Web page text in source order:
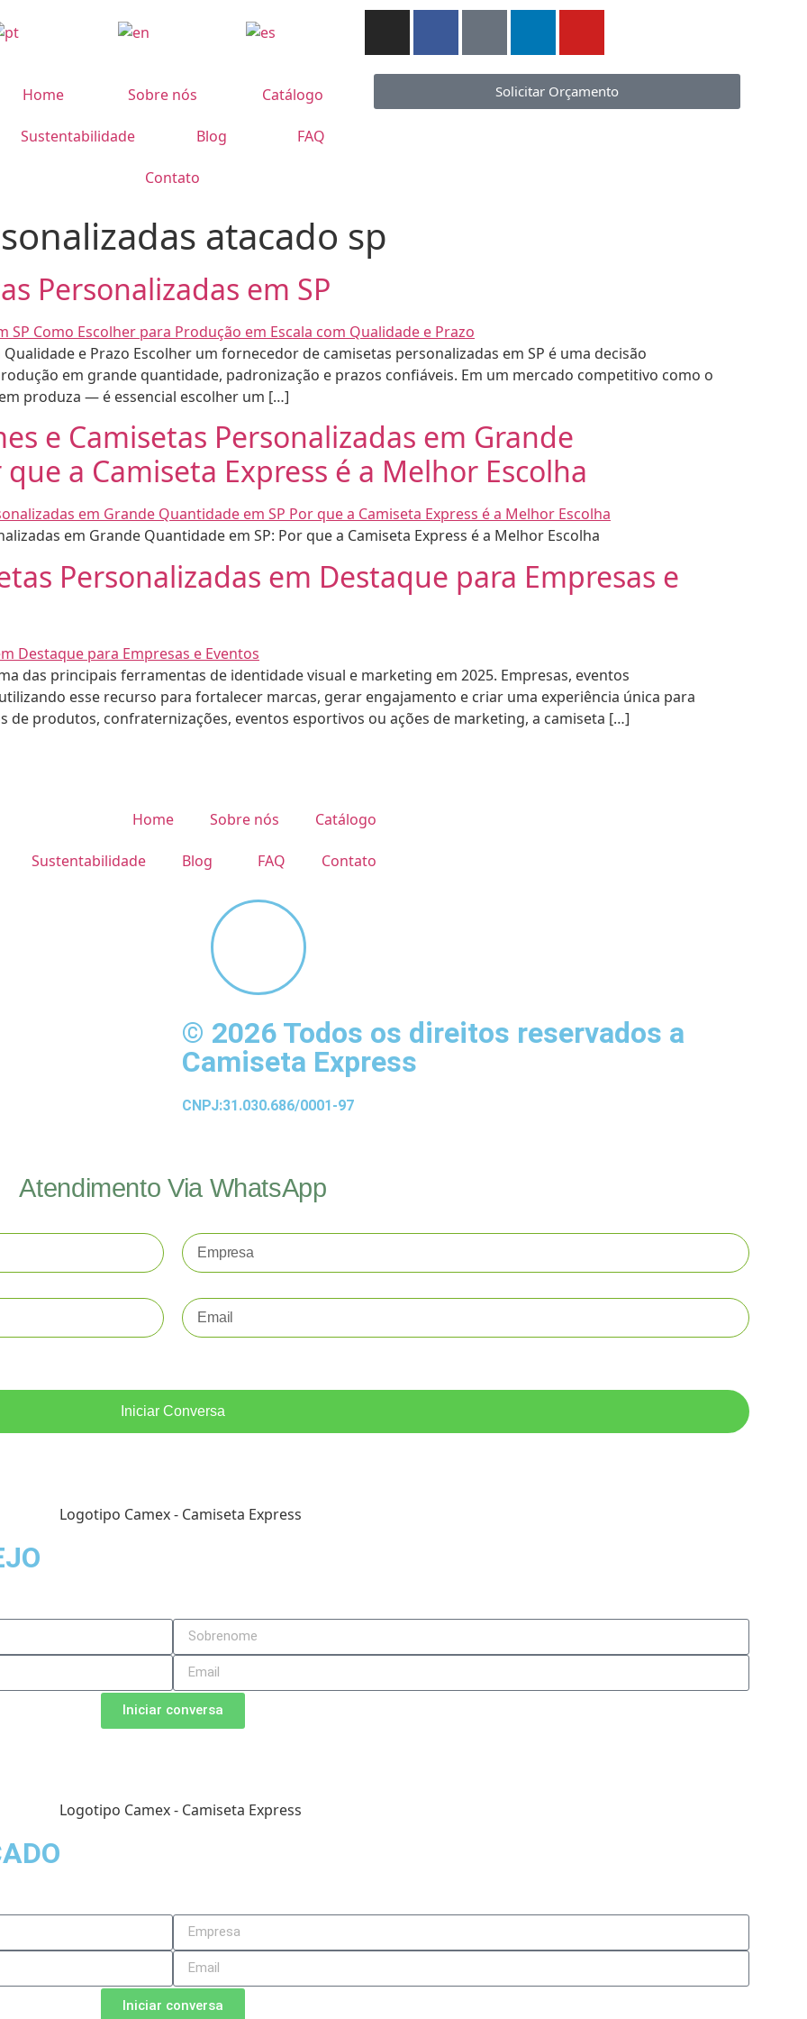
Home Sobre nós Catálogo
Sustentabilidade Blog FAQ
Contato
Solicitar Orçamento
atacado sp
Personalizadas em SP
e Prazo Escolher um fornecedor de camisetas personalizadas em SP é uma decisão
em grande quantidade, padronização e prazos confiáveis. Em um mercado competitivo como o
produza — é essencial escolher um […]
e Camisetas Personalizadas em Grande
a Camiseta Express é a Melhor Escolha
em Grande Quantidade em SP: Por que a Camiseta Express é a Melhor Escolha
Personalizadas em Destaque para Empresas e
das principais ferramentas de identidade visual e marketing em 2025. Empresas, eventos
esse recurso para fortalecer marcas, gerar engajamento e criar uma experiência única para
de produtos, confraternizações, eventos esportivos ou ações de marketing, a camiseta […]
Home Sobre nós Catálogo
Sustentabilidade Blog FAQ Contato
© 2026 Todos os direitos reservados a
Camiseta Express
CNPJ:31.030.686/0001-97
Atendimento Via WhatsApp
Iniciar Conversa
Iniciar conversa
Iniciar conversa